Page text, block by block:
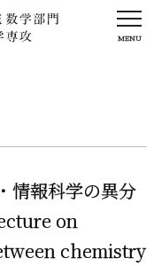
MENU
・ 情報科学の異分
on
chemistry